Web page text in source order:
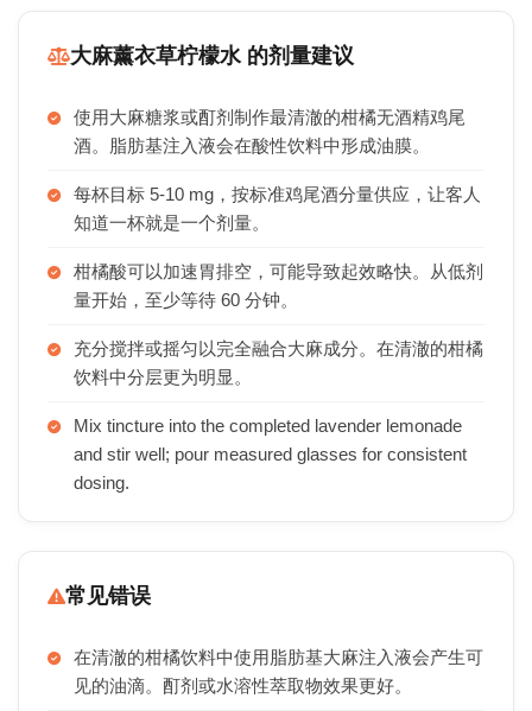
大麻薰衣草柠檬水 的剂量建议
使用大麻糖浆或酊剂制作最清澈的柑橘无酒精鸡尾
酒。脂肪基注入液会在酸性饮料中形成油膜。
每杯目标 5-10 mg，按标准鸡尾酒分量供应，让客人
知道一杯就是一个剂量。
柑橘酸可以加速胃排空，可能导致起效略快。从低剂
量开始，至少等待 60 分钟。
充分搅拌或摇匀以完全融合大麻成分。在清澈的柑橘
饮料中分层更为明显。
Mix tincture into the completed lavender lemonade
and stir well; pour measured glasses for consistent
dosing.
常见错误
在清澈的柑橘饮料中使用脂肪基大麻注入液会产生可
见的油滴。酊剂或水溶性萃取物效果更好。